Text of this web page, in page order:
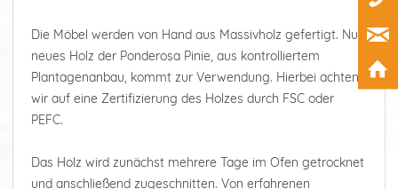
Die Möbel werden von Hand aus Massivholz gefertigt. Nur
neues Holz der Ponderosa Pinie, aus kontrolliertem
Plantagenanbau, kommt zur Verwendung. Hierbei achten
wir auf eine Zertifizierung des Holzes durch FSC oder
PEFC.
Das Holz wird zunächst mehrere Tage im Ofen getrocknet
und anschließend zugeschnitten. Von erfahrenen